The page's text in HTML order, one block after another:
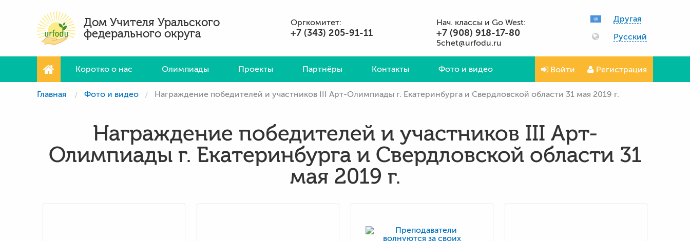
Дом Учителя Уральского
федерального округа
Оргкомитет: Нач. классы и Go West:
+7 (343) 205-91-11 +7 (908) 918-17-80
5chet@urfodu.ru
Другая
Русский
Коротко о нас Олимпиады Проекты Партнёры Контакты Фото и видео Войти Регистрация
Главная Фото и видео Награждение победителей и участников III Арт-Олимпиады г. Екатеринбурга и Свердловской области 31 мая 2019 г.
Награждение победителей и участников III Арт-
Олимпиады г. Екатеринбурга и Свердловской области 31
мая 2019 г.